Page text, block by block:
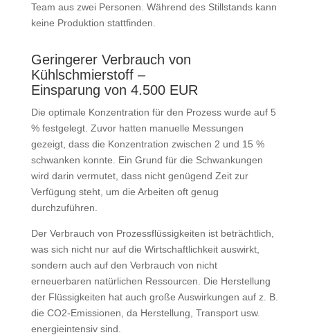
Team aus zwei Personen. Während des Still­stands kann
keine Produktion stattfinden.
Geringerer Verbrauch von
Kühlschmierstoff –
Einsparung von 4.500 EUR
Die optimale Konzentration für den Prozess wurde auf 5
% festgelegt. Zuvor hatten manuelle Messungen
gezeigt, dass die Konzentration zwischen 2 und 15 %
schwanken konnte. Ein Grund für die Schwan­kungen
wird darin vermutet, dass nicht genügend Zeit zur
Verfügung steht, um die Arbeiten oft genug
durchzuführen.
Der Verbrauch von Prozess­flüssig­keiten ist beträchtlich,
was sich nicht nur auf die Wirtschaftlichkeit auswirkt,
sondern auch auf den Verbrauch von nicht
erneuerbaren natürlichen Ressourcen. Die Herstellung
der Flüssig­keiten hat auch große Auswirkungen auf z. B.
die CO2-Emissionen, da Herstellung, Transport usw.
energieintensiv sind.